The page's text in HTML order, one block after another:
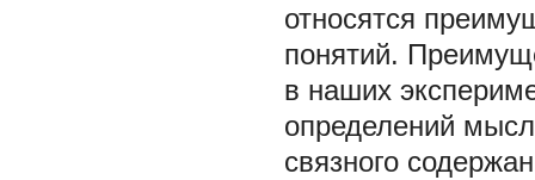
относятся
понятий.
в наших
определений
связного